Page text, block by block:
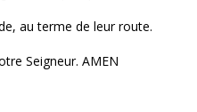
au terme de leur route.
Seigneur. AMEN